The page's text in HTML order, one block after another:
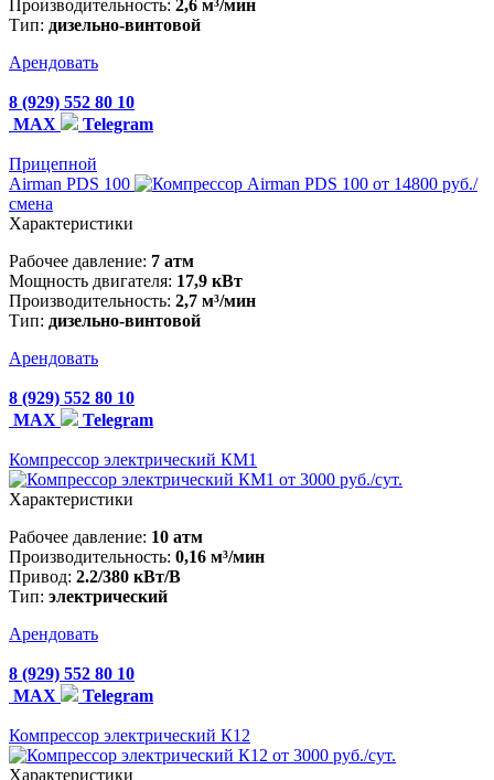
Производительность: 2,6 м³/мин
Тип: дизельно-винтовой
Арендовать
8 (929) 552 80 10
MAX
Telegram
Прицепной
Airman PDS 100
от 14800 руб./
смена
Характеристики
Рабочее давление: 7 атм
Мощность двигателя: 17,9 кВт
Производительность: 2,7 м³/мин
Тип: дизельно-винтовой
Арендовать
8 (929) 552 80 10
MAX
Telegram
Компрессор электрический КМ1
от 3000 руб./сут.
Характеристики
Рабочее давление: 10 атм
Производительность: 0,16 м³/мин
Привод: 2.2/380 кВт/В
Тип: электрический
Арендовать
8 (929) 552 80 10
MAX
Telegram
Компрессор электрический К12
от 3000 руб./сут.
Характеристики